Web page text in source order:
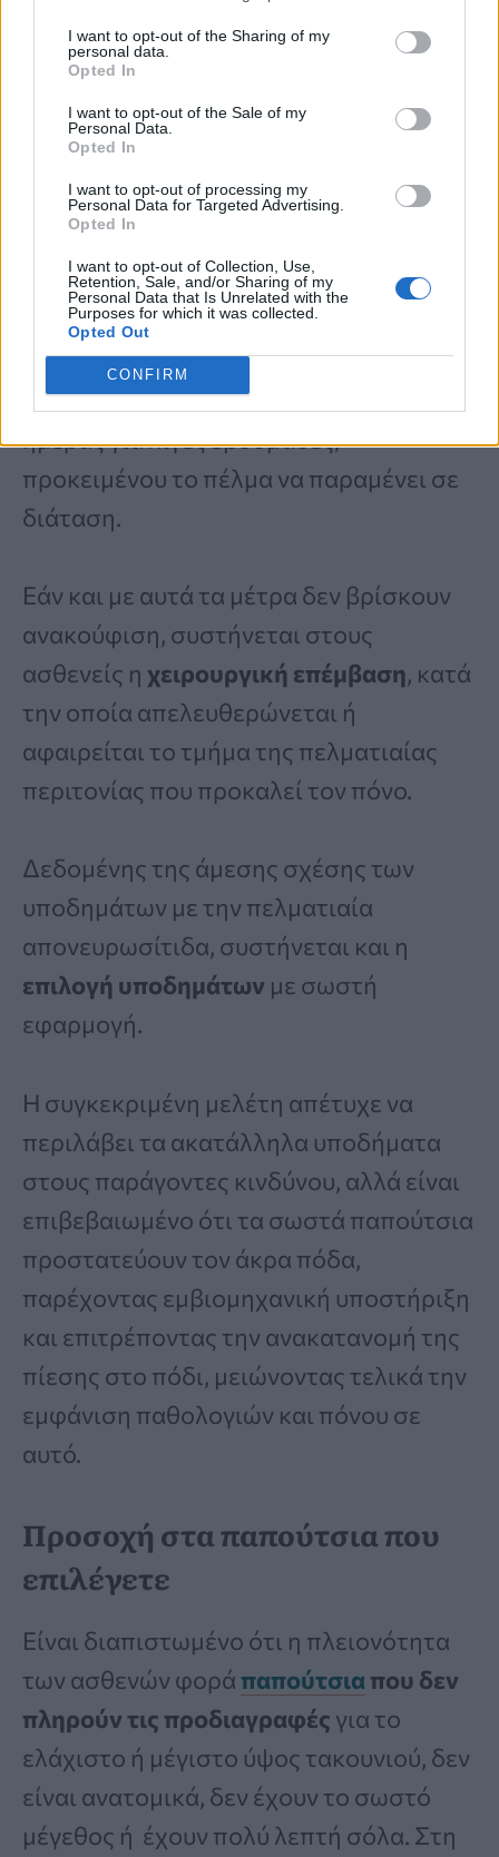
I want to opt-out of the Sharing of my
personal data.
Opted In
I want to opt-out of the Sale of my
Personal Data.
Opted In
I want to opt-out of processing my
Personal Data for Targeted Advertising.
Opted In
I want to opt-out of Collection, Use,
Retention, Sale, and/or Sharing of my
Personal Data that Is Unrelated with the
Purposes for which it was collected.
Opted Out
CONFIRM
Κράμπες στα πόδια: Πότε μπορεί να
είναι σύμπτωμα υψηλής χοληστερόλης
παρουσιάζουν σημαντική βελτίωση
δεν υποχωρούν τα συμπτώματα υπάρχει
η επιλογή τηςενεσοθεραπείας
τοποθέτηση νάρθηκα κατά την
κατάκλιση ή και κατά τη διάρκεια της
ημέρας για λίγες εβδομάδες,
προκειμένου το πέλμα να παραμένει σε
διάταση.
Εάν και με αυτά τα μέτρα δεν βρίσκουν
ανακούφιση, συστήνεται στους
ασθενείς η χειρουργική επέμβαση, κατά
την οποία απελευθερώνεται ή
αφαιρείται το τμήμα της πελματιαίας
περιτονίας που προκαλεί τον πόνο.
Δεδομένης της άμεσης σχέσης των
υποδημάτων με την πελματιαία
απονευρωσίτιδα, συστήνεται και η
επιλογή υποδημάτων με σωστή
εφαρμογή.
Η συγκεκριμένη μελέτη απέτυχε να
περιλάβει τα ακατάλληλα υποδήματα
στους παράγοντες κινδύνου, αλλά είναι
επιβεβαιωμένο ότι τα σωστά παπούτσια
προστατεύουν τον άκρα πόδα,
παρέχοντας εμβιομηχανική υποστήριξη
και επιτρέποντας την ανακατανομή της
πίεσης στο πόδι, μειώνοντας τελικά την
εμφάνιση παθολογιών και πόνου σε
αυτό.
Προσοχή στα παπούτσια που
επιλέγετε
Είναι διαπιστωμένο ότι η πλειονότητα
των ασθενών φοράπαπούτσια που δεν
πληρούν τις προδιαγραφές για το
ελάχιστο ή μέγιστο ύψος τακουνιού, δεν
είναι ανατομικά, δεν έχουν το σωστό
μέγεθος ή έχουν πολύ λεπτή σόλα. Στη